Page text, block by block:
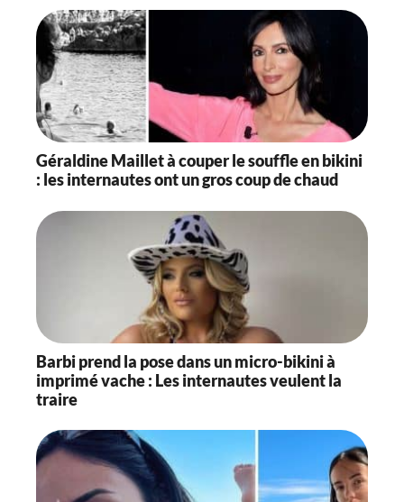
Géraldine Maillet à couper le souffle en bikini
: les internautes ont un gros coup de chaud
Barbi prend la pose dans un micro-bikini à
imprimé vache : Les internautes veulent la
traire